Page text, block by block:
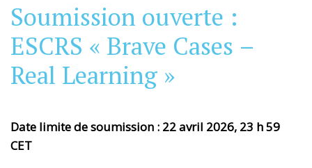
Soumission ouverte :
ESCRS « Brave Cases –
Real Learning »
Date limite de soumission : 22 avril 2026, 23 h 59
CET